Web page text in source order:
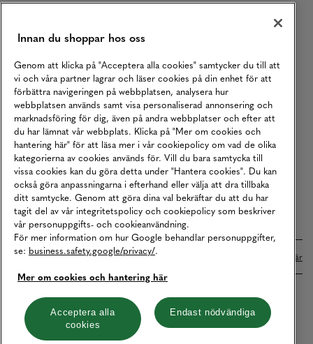
Returer
Köpvillkor
Karriär
Vårt Ansvar
Våra Tjänster
Press
Studentrabatt
B2B
Tillgänglighetsredogörelse
Betalningar online sköts i samarbete med Klarna. Läs mer här
Cookies Integritetspolicy
Hantera cookies
Innan du shoppar hos oss
Genom att klicka på "Acceptera alla cookies" samtycker du till att
vi och våra partner lagrar och läser cookies på din enhet för att
förbättra navigeringen på webbplatsen, analysera hur
webbplatsen används samt visa personaliserad annonsering och
marknadsföring för dig, även på andra webbplatser och efter att
du har lämnat vår webbplats. Klicka på "Mer om cookies och
hantering här" för att läsa mer i vår cookiepolicy om vad de olika
kategorierna av cookies används för. Vill du bara samtycka till
vissa cookies kan du göra detta under "Hantera cookies". Du kan
också göra anpassningarna i efterhand eller välja att dra tillbaka
ditt samtycke. Genom att göra dina val bekräftar du att du har
tagit del av vår integritetspolicy och cookiepolicy som beskriver
vår personuppgifts- och cookieanvändning.
För mer information om hur Google behandlar personuppgifter,
se: business.safety.google/privacy/.
Mer om cookies och hantering här
Acceptera alla
cookies
Endast nödvändiga